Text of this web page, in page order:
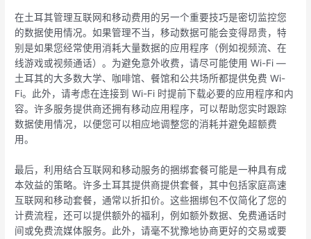
在土耳其管理互联网和移动费用的另一个重要技巧是密切监控您
的数据使用情况。如果管理不当，移动数据可能会变得昂贵，特
别是如果您经常使用消耗大量数据的应用程序（例如视频流、在
线游戏或视频通话）。为避免意外收费，请尽可能使用 Wi-Fi —
土耳其的大多数大学、咖啡馆、餐馆和公共场所都提供免费 Wi-
Fi。此外，请考虑在连接到 Wi-Fi 时提前下载必要的应用程序和内
容。许多服务提供商还拥有移动应用程序，可以帮助您实时跟踪
数据使用情况，以便您可以相应地调整您的消耗并避免超额费
用。
最后，利用结合互联网和移动服务的捆绑套餐可能是一种具有成
本效益的策略。许多土耳其提供商提供套餐，其中包括家庭高速
互联网和移动套餐，通常以折扣价。这些捆绑包不仅简化了您的
计费流程，还可以提供额外的福利，例如额外数据、免费通话时
间或免费流媒体服务。此外，请毫不犹豫地协商更好的交易或要